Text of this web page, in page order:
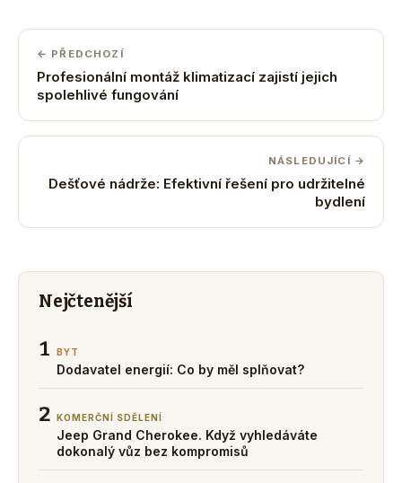
← PŘEDCHOZÍ
Profesionální montáž klimatizací zajistí jejich
spolehlivé fungování
NÁSLEDUJÍCÍ →
Dešťové nádrže: Efektivní řešení pro udržitelné
bydlení
Nejčtenější
1 BYT
Dodavatel energií: Co by měl splňovat?
2 KOMERČNÍ SDĚLENÍ
Jeep Grand Cherokee. Když vyhledáváte
dokonalý vůz bez kompromisů